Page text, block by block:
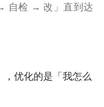
自检 → 改」直到达
，优化的是「我怎么